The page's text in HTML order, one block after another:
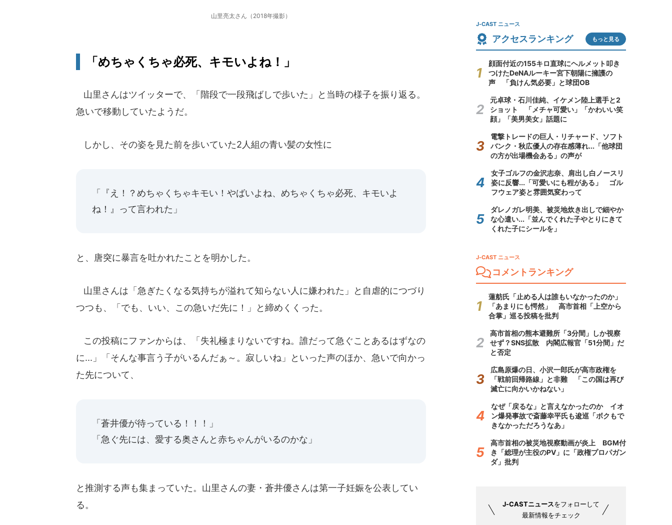
山里亮太さん（2018年撮影）
「めちゃくちゃ必死、キモいよね！」
山里さんはツイッターで、「階段で一段飛ばしで歩いた」と当時の様子を振り返る。
急いで移動していたようだ。
しかし、その姿を見た前を歩いていた2人組の青い髪の女性に
「『え！？めちゃくちゃキモい！やばいよね、めちゃくちゃ必死、キモいよ
ね！』って言われた」
と、唐突に暴言を吐かれたことを明かした。
山里さんは「急ぎたくなる気持ちが溢れて知らない人に嫌われた」と自虐的につづり
つつも、「でも、いい、この急いだ先に！」と締めくくった。
この投稿にファンからは、「失礼極まりないですね。誰だって急ぐことあるはずなの
に...」「そんな事言う子がいるんだぁ～。寂しいね」といった声のほか、急いで向かっ
た先について、
「蒼井優が待っている！！！」
「急ぐ先には、愛する奥さんと赤ちゃんがいるのかな」
と推測する声も集まっていた。山里さんの妻・蒼井優さんは第一子妊娠を公表してい
る。
J-CAST ニュース
アクセスランキング もっと見る
顔面付近の155キロ直球にヘルメット叩き
つけたDeNAルーキー宮下朝陽に擁護の
声 「負けん気必要」と球団OB
元卓球・石川佳純、イケメン陸上選手と2
ショット 「メチャ可愛い」「かわいい笑
顔」「美男美女」話題に
電撃トレードの巨人・リチャード、ソフト
バンク・秋広優人の存在感薄れ...「他球団
の方が出場機会ある」の声が
女子ゴルフの金沢志奈、肩出し白ノースリ
姿に反響...「可愛いにも程がある」 ゴル
フウェア姿と雰囲気変わって
ダレノガレ明美、被災地炊き出しで細やか
な心遣い...「並んでくれた子やとりにきて
くれた子にシールを」
J-CAST ニュース
コメントランキング
蓮舫氏「止める人は誰もいなかったのか」
「あまりにも愕然」 高市首相「上空から
合掌」巡る投稿を批判
高市首相の熊本避難所「3分間」しか視察
せず？SNS拡散 内閣広報官「51分間」だ
と否定
広島原爆の日、小沢一郎氏が高市政権を
「戦前回帰路線」と非難 「この国は再び
滅亡に向かいかねない」
なぜ「戻るな」と言えなかったのか イオ
ン爆発事故で斎藤幸平氏も逡巡「ボクもで
きなかっただろうなあ」
高市首相の被災地視察動画が炎上 BGM付
き「総理が主役のPV」に「政権プロパガン
ダ」批判
J-CASTニュースをフォローして
最新情報をチェック